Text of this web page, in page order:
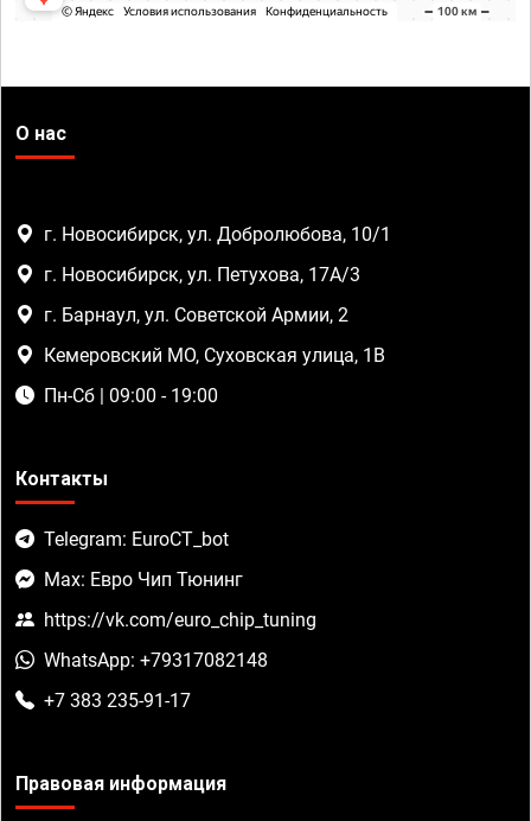
О нас
г. Новосибирск, ул. Добролюбова, 10/1
г. Новосибирск, ул. Петухова, 17А/3
г. Барнаул, ул. Советской Армии, 2
Кемеровский МО, Суховская улица, 1В
Пн-Сб | 09:00 - 19:00
Контакты
Telegram: EuroCT_bot
Max: Евро Чип Тюнинг
https://vk.com/euro_chip_tuning
WhatsApp: +79317082148
+7 383 235-91-17
Правовая информация